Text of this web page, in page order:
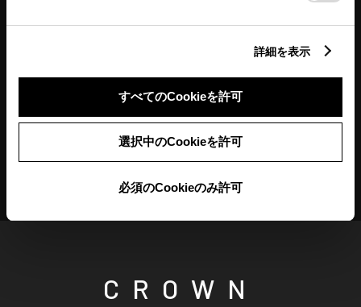
」をご覧ください。
詳細を表示
すべてのCookieを許可
選択中のCookieを許可
必須のCookieのみ許可
CROWN